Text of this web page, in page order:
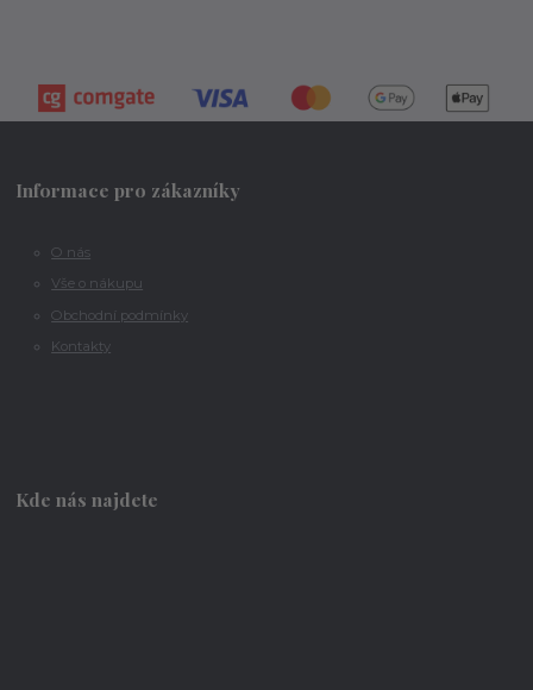
Informace pro zákazníky
O nás
Vše o nákupu
Obchodní podmínky
Kontakty
Kde nás najdete